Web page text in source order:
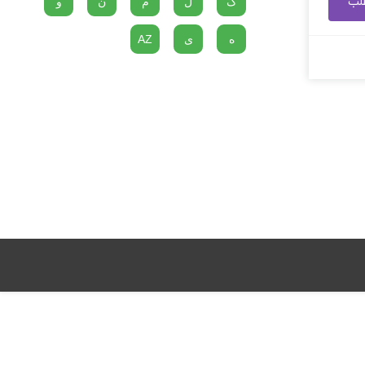
ه ی AZ